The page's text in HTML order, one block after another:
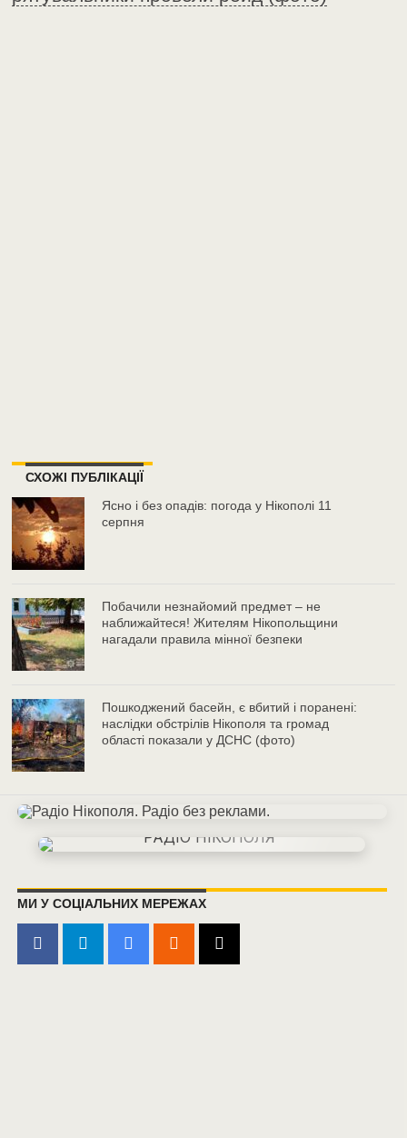
СХОЖІ ПУБЛІКАЦІЇ
Ясно і без опадів: погода у Нікополі 11
серпня
Побачили незнайомий предмет – не
наближайтеся! Жителям Нікопольщини
нагадали правила мінної безпеки
Пошкоджений басейн, є вбитий і поранені:
наслідки обстрілів Нікополя та громад
області показали у ДСНС (фото)
МИ У СОЦІАЛЬНИХ МЕРЕЖАХ